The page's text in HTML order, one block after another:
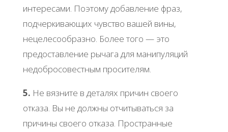
интересами. Поэтому добавление фраз,
подчеркивающих чувство вашей вины,
нецелесообразно. Более того — это
предоставление рычага для манипуляций
недобросовестным просителям.
5. Не вязните в деталях причин своего
отказа. Вы не должны отчитываться за
причины своего отказа. Пространные